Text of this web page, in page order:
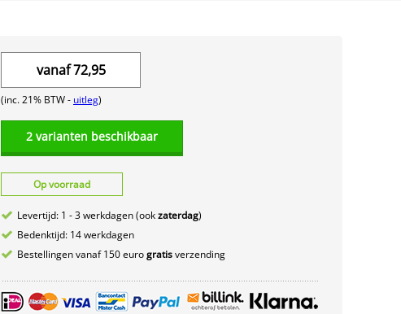
vanaf72,95
(inc. 21% BTW - uitleg)
2 varianten beschikbaar
Op voorraad
Levertijd: 1 - 3 werkdagen (ookzaterdag)
Bedenktijd: 14 werkdagen
Bestellingen vanaf 150 eurogratisverzending